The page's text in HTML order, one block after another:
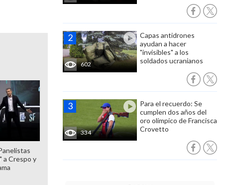
602
Capas antidrones
ayudan a hacer
"invisibles" a los
soldados ucranianos
334
Para el recuerdo: Se
cumplen dos años del
oro olímpico de Francisca
Crovetto
a Crespo y